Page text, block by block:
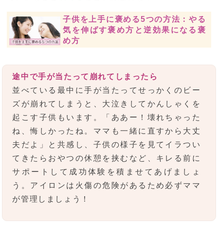
子供を上手に褒める5つの方法：やる
気を伸ばす褒め方と逆効果になる褒
め方
途中で手が当たって崩れてしまったら
並べている最中に手が当たってせっかくのビー
ズが崩れてしまうと、大泣きしてかんしゃくを
起こす子供もいます。「ああー！壊れちゃった
ね、悔しかったね。ママも一緒に直すから大丈
夫だよ」と共感し、子供の様子を見てイラつい
てきたらおやつの休憩を挟むなど、キレる前に
サポートして成功体験を積ませてあげましょ
う。アイロンは火傷の危険があるため必ずママ
が管理しましょう！